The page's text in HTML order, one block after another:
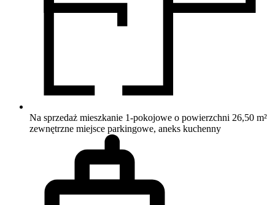
Na sprzedaż mieszkanie 1-pokojowe o powierzchni 26,50 m²
zewnętrzne miejsce parkingowe, aneks kuchenny